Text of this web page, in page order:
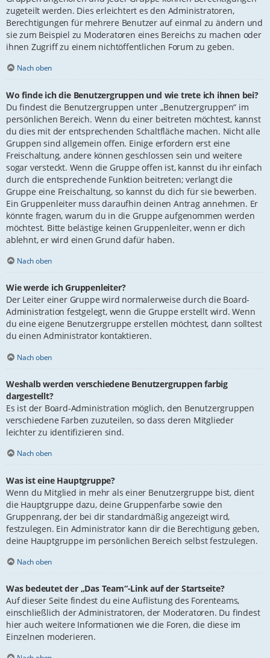
zugeteilt werden. Dies erleichtert es den Administratoren,
Berechtigungen für mehrere Benutzer auf einmal zu ändern und
sie zum Beispiel zu Moderatoren eines Bereichs zu machen oder
ihnen Zugriff zu einem nichtöffentlichen Forum zu geben.
Nach oben
Wo finde ich die Benutzergruppen und wie trete ich ihnen bei?
Du findest die Benutzergruppen unter „Benutzergruppen“ im
persönlichen Bereich. Wenn du einer beitreten möchtest, kannst
du dies mit der entsprechenden Schaltfläche machen. Nicht alle
Gruppen sind allgemein offen. Einige erfordern erst eine
Freischaltung, andere können geschlossen sein und weitere
sogar versteckt. Wenn die Gruppe offen ist, kannst du ihr einfach
durch die entsprechende Funktion beitreten; verlangt die
Gruppe eine Freischaltung, so kannst du dich für sie bewerben.
Ein Gruppenleiter muss daraufhin deinen Antrag annehmen. Er
könnte fragen, warum du in die Gruppe aufgenommen werden
möchtest. Bitte belästige keinen Gruppenleiter, wenn er dich
ablehnt, er wird einen Grund dafür haben.
Nach oben
Wie werde ich Gruppenleiter?
Der Leiter einer Gruppe wird normalerweise durch die Board-
Administration festgelegt, wenn die Gruppe erstellt wird. Wenn
du eine eigene Benutzergruppe erstellen möchtest, dann solltest
du einen Administrator kontaktieren.
Nach oben
Weshalb werden verschiedene Benutzergruppen farbig
dargestellt?
Es ist der Board-Administration möglich, den Benutzergruppen
verschiedene Farben zuzuteilen, so dass deren Mitglieder
leichter zu identifizieren sind.
Nach oben
Was ist eine Hauptgruppe?
Wenn du Mitglied in mehr als einer Benutzergruppe bist, dient
die Hauptgruppe dazu, deine Gruppenfarbe sowie den
Gruppenrang, der bei dir standardmäßig angezeigt wird,
festzulegen. Ein Administrator kann dir die Berechtigung geben,
deine Hauptgruppe im persönlichen Bereich selbst festzulegen.
Nach oben
Was bedeutet der „Das Team“-Link auf der Startseite?
Auf dieser Seite findest du eine Auflistung des Forenteams,
einschließlich der Administratoren, der Moderatoren. Du findest
hier auch weitere Informationen wie die Foren, die diese im
Einzelnen moderieren.